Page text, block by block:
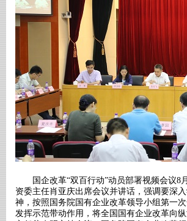
国企改革“双百行动”动员部署视频会议8月
资委主任肖亚庆出席会议并讲话，强调要深
神，按照国务院国有企业改革领导小组第一
发挥示范带动作用，将全国国有企业改革向